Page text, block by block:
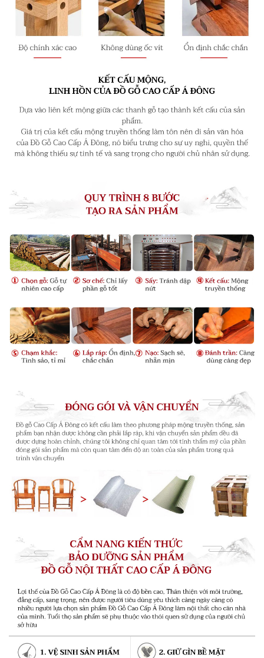
2. Sống trọn từng khoảnh khắc nghệ thuật
Được thiết kế dựa trên sinh trắc học. Cấu trúc mộng
từng vị trí trên sản phẩm. Phần vách tựa bao quanh được
làm bằng những tấm gỗ nguyên khối, các góc được bo
nhẵn mịn, gắn liền với phần tựa lưng và chân là những
chiếc yếm tạo độ cong vồng bên ngoài giống như chiếc
bụng phệ của Phật Di Lặc cho hình khối ngoài ra còn
vô cùng tinh xảo tạo sự mềm mại, uyển chuyển.